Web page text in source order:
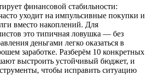
финансовой стабильности:
уходит на импульсивные покупки и
вместо накоплений. Для
это типичная ловушка — без
деньгами легко оказаться в
заработке. Разберём 10 конкретных
выстроить устойчивый бюджет, и
чтобы исправить ситуацию